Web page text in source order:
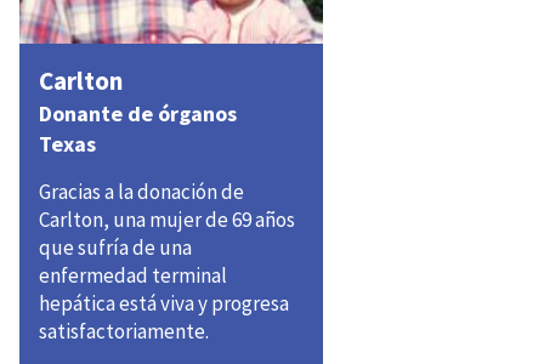
Carlton
Donante de órganos
Texas
Gracias a la donación de
Carlton, una mujer de 69 años
que sufría de una
enfermedad terminal
hepática está viva y progresa
satisfactoriamente.